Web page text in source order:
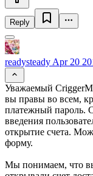
Reply
readysteady Apr 20
Уважаемый
вы правы во всем,
платежный пароль.
введения
открытие счета.
форму.
Мы понимаем, что